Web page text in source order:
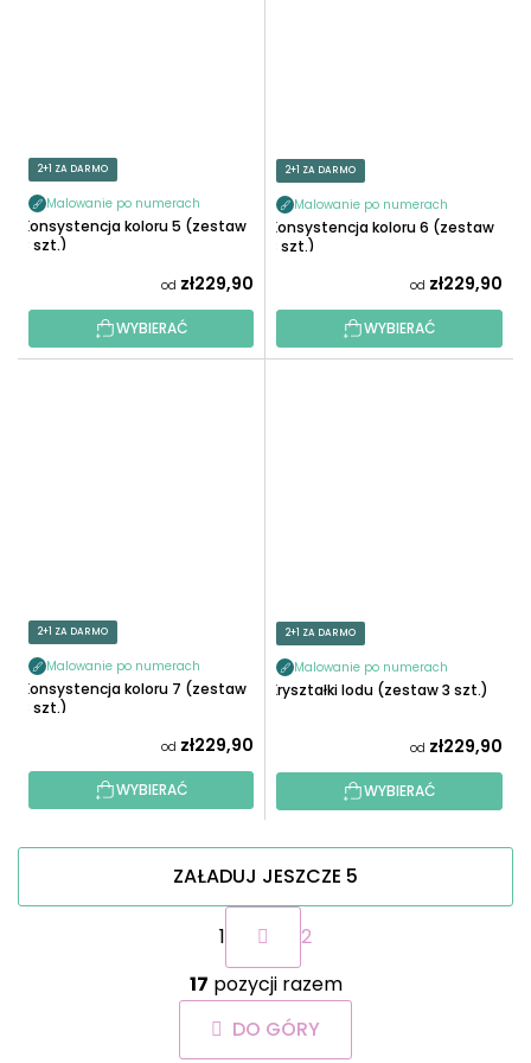
2+1 ZA DARMO
Malowanie po numerach
Konsystencja koloru 5 (zestaw
3 szt.)
od zł229,90
WYBIERAĆ
2+1 ZA DARMO
Malowanie po numerach
Konsystencja koloru 6 (zestaw
3 szt.)
od zł229,90
WYBIERAĆ
2+1 ZA DARMO
Malowanie po numerach
Konsystencja koloru 7 (zestaw
3 szt.)
od zł229,90
WYBIERAĆ
2+1 ZA DARMO
Malowanie po numerach
Kryształki lodu (zestaw 3 szt.)
od zł229,90
WYBIERAĆ
K
o
n
t
ZAŁADUJ JESZCZE 5
P
a
g
i
n
a
c
1
2
17 pozycji razem
DO GÓRY